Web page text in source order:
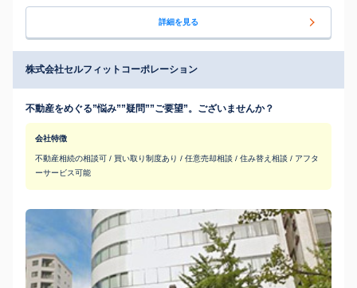
詳細を見る
株式会社セルフィットコーポレーション
不動産をめぐる”悩み””疑問””ご要望”。ございませんか？
会社特徴
不動産相続の相談可 / 買い取り制度あり / 任意売却相談 / 住み替え相談 / アフタ
ーサービス可能